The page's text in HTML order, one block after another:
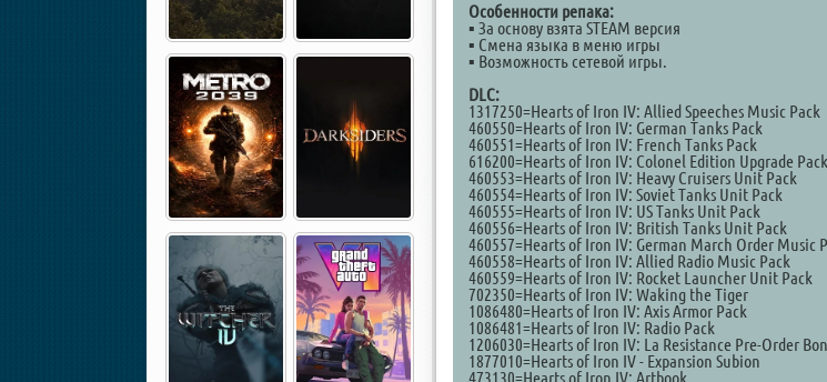
Особенности репака:
▪ За основу взята STEAM версия
▪ Смена языка в меню игры
▪ Возможность сетевой игры.
DLC:
1317250=Hearts of Iron IV: Allied Speeches Music Pack
460550=Hearts of Iron IV: German Tanks Pack
460551=Hearts of Iron IV: French Tanks Pack
616200=Hearts of Iron IV: Colonel Edition Upgrade Pack
460553=Hearts of Iron IV: Heavy Cruisers Unit Pack
460554=Hearts of Iron IV: Soviet Tanks Unit Pack
460555=Hearts of Iron IV: US Tanks Unit Pack
460556=Hearts of Iron IV: British Tanks Unit Pack
460557=Hearts of Iron IV: German March Order Music
460558=Hearts of Iron IV: Allied Radio Music Pack
460559=Hearts of Iron IV: Rocket Launcher Unit Pack
702350=Hearts of Iron IV: Waking the Tiger
1086480=Hearts of Iron IV: Axis Armor Pack
1086481=Hearts of Iron IV: Radio Pack
1206030=Hearts of Iron IV: La Resistance Pre-Order
1877010=Hearts of Iron IV - Expansion Subion
473130=Hearts of Iron IV: Artbook